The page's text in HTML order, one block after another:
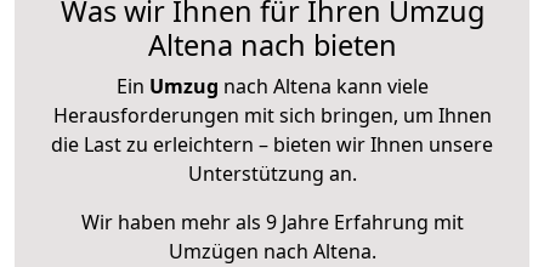
Was wir Ihnen für Ihren Umzug
Altena nach bieten
Ein Umzug nach Altena kann viele
Herausforderungen mit sich bringen, um Ihnen
die Last zu erleichtern – bieten wir Ihnen unsere
Unterstützung an.
Wir haben mehr als 9 Jahre Erfahrung mit
Umzügen nach Altena.